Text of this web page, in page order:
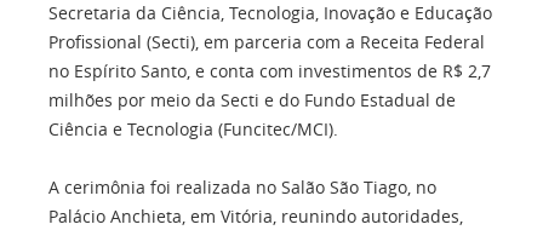
Secretaria da Ciência, Tecnologia, Inovação e Educação
Profissional (Secti), em parceria com a Receita Federal
no Espírito Santo, e conta com investimentos de R$ 2,7
milhões por meio da Secti e do Fundo Estadual de
Ciência e Tecnologia (Funcitec/MCI).
A cerimônia foi realizada no Salão São Tiago, no
Palácio Anchieta, em Vitória, reunindo autoridades,